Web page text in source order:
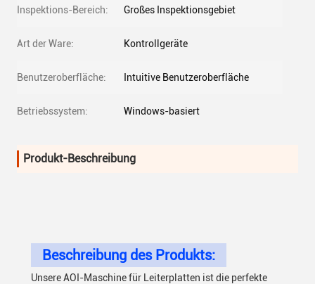
Inspektions-Bereich: Großes Inspektionsgebiet
Art der Ware: Kontrollgeräte
Benutzeroberfläche: Intuitive Benutzeroberfläche
Betriebssystem: Windows-basiert
Produkt-Beschreibung
Beschreibung des Produkts:
Unsere AOI-Maschine für Leiterplatten ist die perfekte